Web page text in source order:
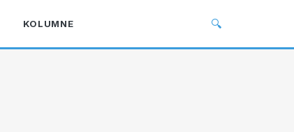
KOLUMNE 🔍